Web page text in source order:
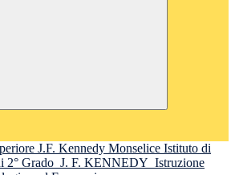
Istituto di
2° Grado J. F. KENNEDY Istruzione